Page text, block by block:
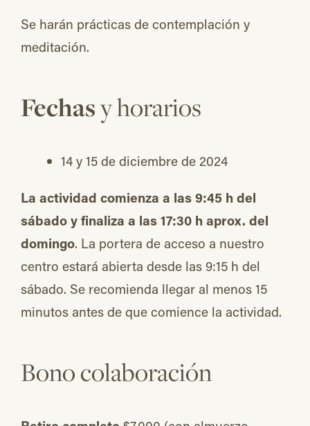
Se harán prácticas de contemplación y
meditación.
Fechasy horarios
14 y 15 de diciembre de 2024
La actividad comienza a las 9:45 h del
sábado y finaliza a las 17:30 h aprox. del
domingo. La portera de acceso a nuestro
centro estará abierta desde las 9:15 h del
sábado. Se recomienda llegar al menos 15
minutos antes de que comience la actividad.
Bono colaboración